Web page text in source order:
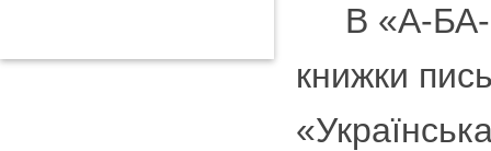
В «А-БА-
книжки